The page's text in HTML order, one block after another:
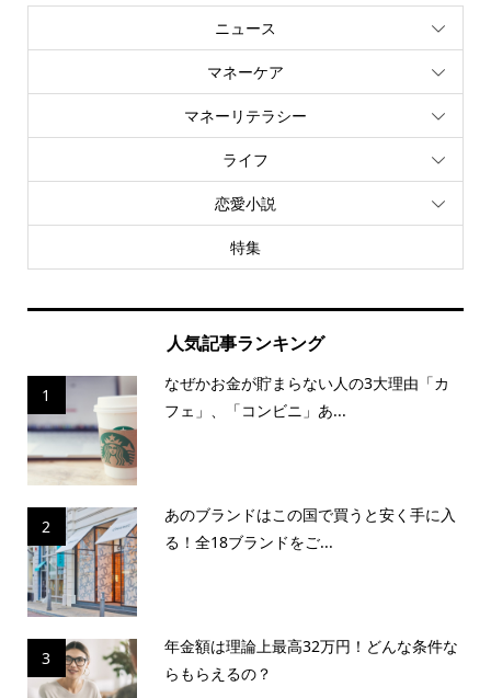
ニュース
マネーケア
マネーリテラシー
ライフ
恋愛小説
特集
人気記事ランキング
1
なぜかお金が貯まらない人の3大理由「カ
フェ」、「コンビニ」あ...
2
あのブランドはこの国で買うと安く手に入
る！全18ブランドをご...
3
年金額は理論上最高32万円！どんな条件な
らもらえるの？